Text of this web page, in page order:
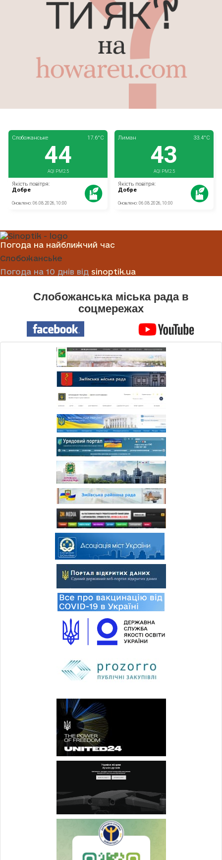
Погода на найближчий час
Слобожанське
Погода на 10 днів від sinoptik.ua
Слобожанська міська рада в
соцмережах